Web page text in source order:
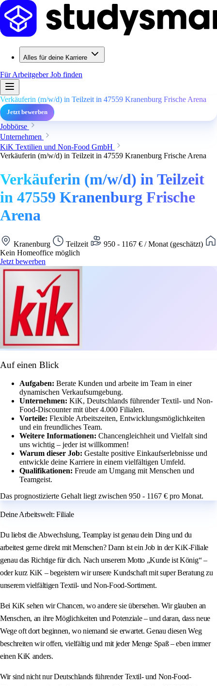
Alles für deine Karriere
Für ArbeitgeberJob finden
Verkäuferin (m/w/d) in Teilzeit in 47559 Kranenburg Frische Arena
Jetzt bewerben
Jobbörse
Unternehmen
KiK Textilien und Non-Food GmbH
Verkäuferin (m/w/d) in Teilzeit in 47559 Kranenburg Frische Arena
Verkäuferin (m/w/d) in Teilzeit
in 47559 Kranenburg Frische
Arena
Kranenburg Teilzeit
950 - 1167 € / Monat (geschätzt)
Kein Homeoffice möglich
Jetzt bewerben
Auf einen Blick
Aufgaben: Berate Kunden und arbeite im Team in einer
dynamischen Verkaufsumgebung.
Unternehmen: KiK, Deutschlands führender Textil- und Non-
Food-Discounter mit über 4.000 Filialen.
Vorteile: Flexible Arbeitszeiten, Entwicklungsmöglichkeiten
und ein freundliches Team.
Weitere Informationen: Chancengleichheit und Vielfalt sind
uns wichtig – jeder ist willkommen!
Warum dieser Job: Gestalte positive Einkaufserlebnisse und
entwickle deine Karriere in einem vielfältigen Umfeld.
Qualifikationen: Freude am Umgang mit Menschen und
Teamgeist.
Das prognostizierte Gehalt liegt zwischen 950 - 1167 € pro Monat.
Deine Arbeitswelt: Filiale
Du liebst die Abwechslung, Teamplay ist genau dein Ding und du
arbeitest gerne direkt mit Menschen? Dann ist ein Job in der KiK-Filiale
genau das Richtige für dich. Nach unserem Motto „Kunde ist König“ –
oder kurz KiK – begeistern wir unsere Kundschaft mit super Beratung zu
unserem vielfältigen Textil- und Non-Food-Sortiment.
Bei KiK sehen wir Chancen, wo andere sie übersehen. Wir glauben an
Menschen, an ihre Möglichkeiten und Potenziale – und daran, dass neue
Wege oft dort beginnen, wo niemand sie erwartet. Genau diesen Weg
beschreiten wir offen, vielfältig und mit jeder Menge Spaß – eben immer
einen KiK anders.
Wir sind nicht nur Deutschlands führender Textil- und Non-Food-